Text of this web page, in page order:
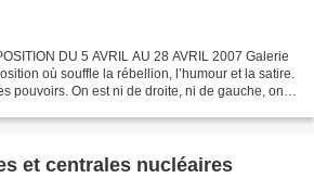
DU 5 AVRIL AU 28 AVRIL 2007 Galerie
où souffle la rébellion, l’humour et la satire.
pouvoirs. On est ni de droite, ni de gauche, on
et centrales nucléaires